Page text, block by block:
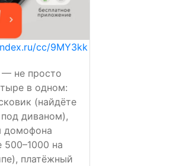
cc/9MY3kk
— не просто
в одном:
(найдёте
диваном),
домофона
500–1000 на
платёжный